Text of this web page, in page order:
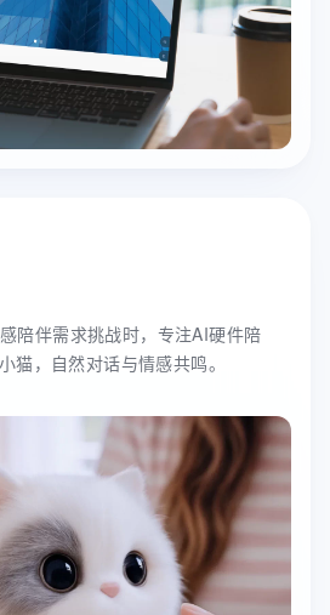
陪伴需求挑战时，专注AI硬件陪
猫，自然对话与情感共鸣。